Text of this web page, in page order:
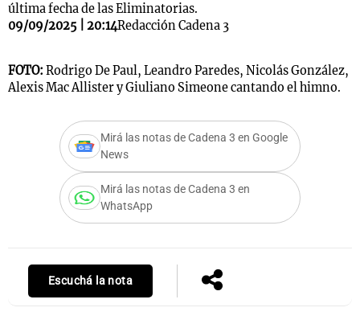
última fecha de las Eliminatorias.
09/09/2025 | 20:14Redacción Cadena 3
FOTO: Rodrigo De Paul, Leandro Paredes, Nicolás González,
Alexis Mac Allister y Giuliano Simeone cantando el himno.
Mirá las notas de Cadena 3 en Google
News
Mirá las notas de Cadena 3 en
WhatsApp
Escuchá la nota
Mundial 2026